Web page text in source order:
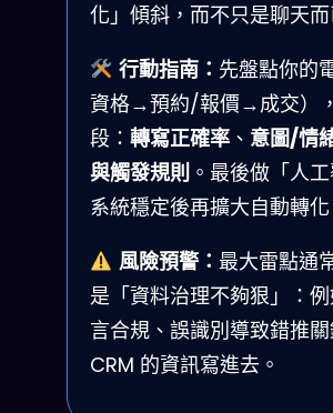
化」傾斜，而不只是聊天而
行動指南： 先盤點你的
資格→預約/報價→成交）
段： 轉寫正確率 、 意圖/情
與觸發規則 。最後做「人
系統穩定後再擴大自動轉化
風險預警： 最大雷點通
是「資料治理不夠狠」：
言合規、誤識別導致錯推
CRM 的資訊寫進去。